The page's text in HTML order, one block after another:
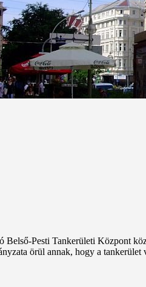
Pesti Tankerületi Központ
örül annak, hogy a